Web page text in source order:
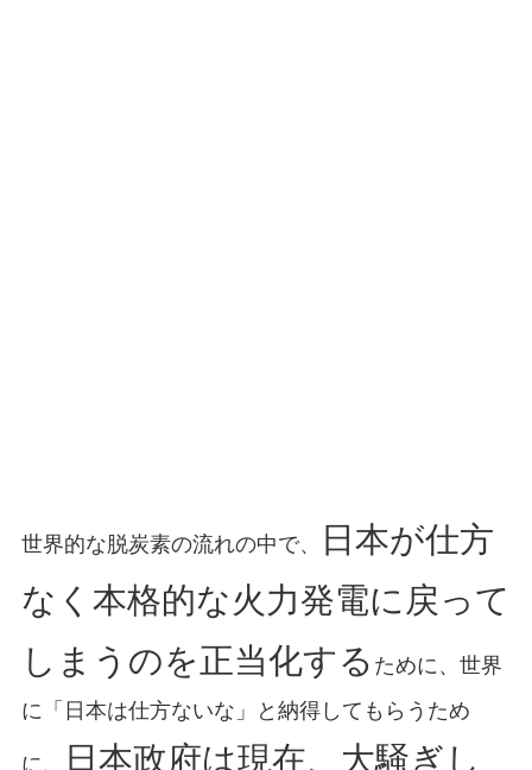
世界的な脱炭素の流れの中で、
日本が仕方
なく本格的な火力発電に戻って
しまうのを正当化する ために、世界
に「日本は仕方ないな」と納得してもらうため
に、
日本政府は現在、大騒ぎし